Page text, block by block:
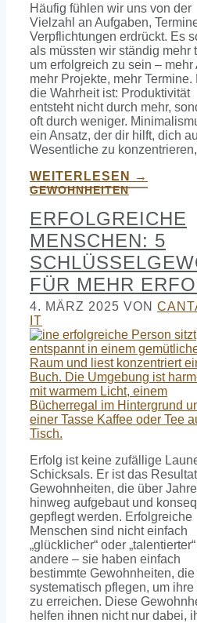
Häufig fühlen wir uns von der
Vielzahl an Aufgaben,
Verpflichtungen erdrückt. Es
als müssten wir ständig mehr
um erfolgreich zu sein – mehr
mehr Projekte, mehr Termine.
die Wahrheit ist: Produktivität
entsteht nicht durch mehr,
oft durch weniger.
ein Ansatz, der dir hilft, dich
Wesentliche zu konzentrieren,
WEITERLESEN →
GEWOHNHEITEN
ERFOLGREICHE
MENSCHEN: 5
FÜR MEHR
4. MÄRZ 2025 VON
IT
Erfolg ist keine zufällige
Schicksals. Er ist das
Gewohnheiten, die über Jahre
hinweg aufgebaut und
gepflegt werden. Erfolgreiche
Menschen sind nicht einfach
„glücklicher“ oder
andere – sie haben einfach
bestimmte Gewohnheiten,
systematisch pflegen, um
zu erreichen. Diese
helfen ihnen nicht nur dabei,